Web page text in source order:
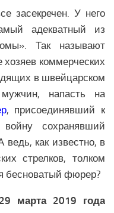
засекречен. У него
адекватный из
Так называют
коммерческих
в швейцарском
напасть на
, присоединявший к
сохранявший
как известно, в
стрелков, толком
бесноватый фюрер?
марта 2019 года